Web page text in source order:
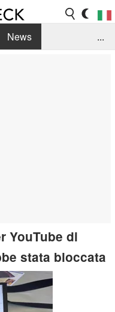
News
...
YouTube di
stata bloccata